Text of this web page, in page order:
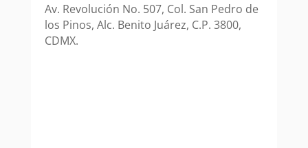
Av. Revolución No. 507, Col. San Pedro de
los Pinos, Alc. Benito Juárez, C.P. 3800,
CDMX.